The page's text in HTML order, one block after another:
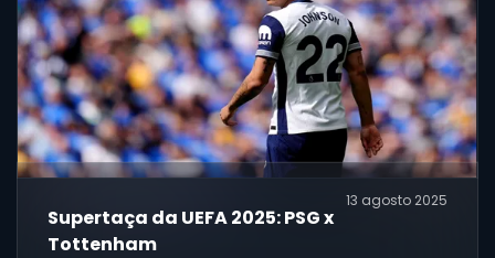
13 agosto 2025
Supertaça da UEFA 2025: PSG x
Tottenham